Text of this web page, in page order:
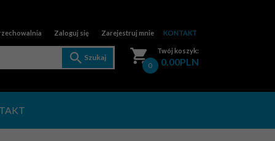
Zaloguj się Zarejestruj mnie KONTAKT
Szukaj
0
Twój koszyk:
0.00PLN